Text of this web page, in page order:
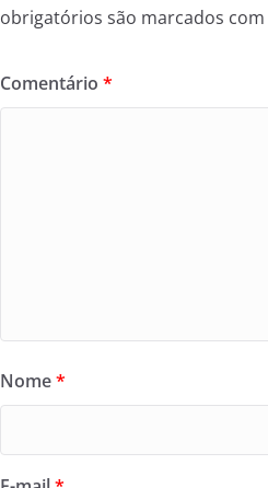
obrigatórios são marcados com
Comentário *
Nome*